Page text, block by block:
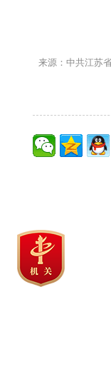
来源：中共江苏